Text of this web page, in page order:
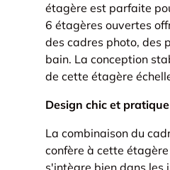
étagère est parfaite
6 étagères ouvertes
des cadres photo, des
bain. La conception
de cette étagère
Design chic et pratique
La combinaison du
confère à cette